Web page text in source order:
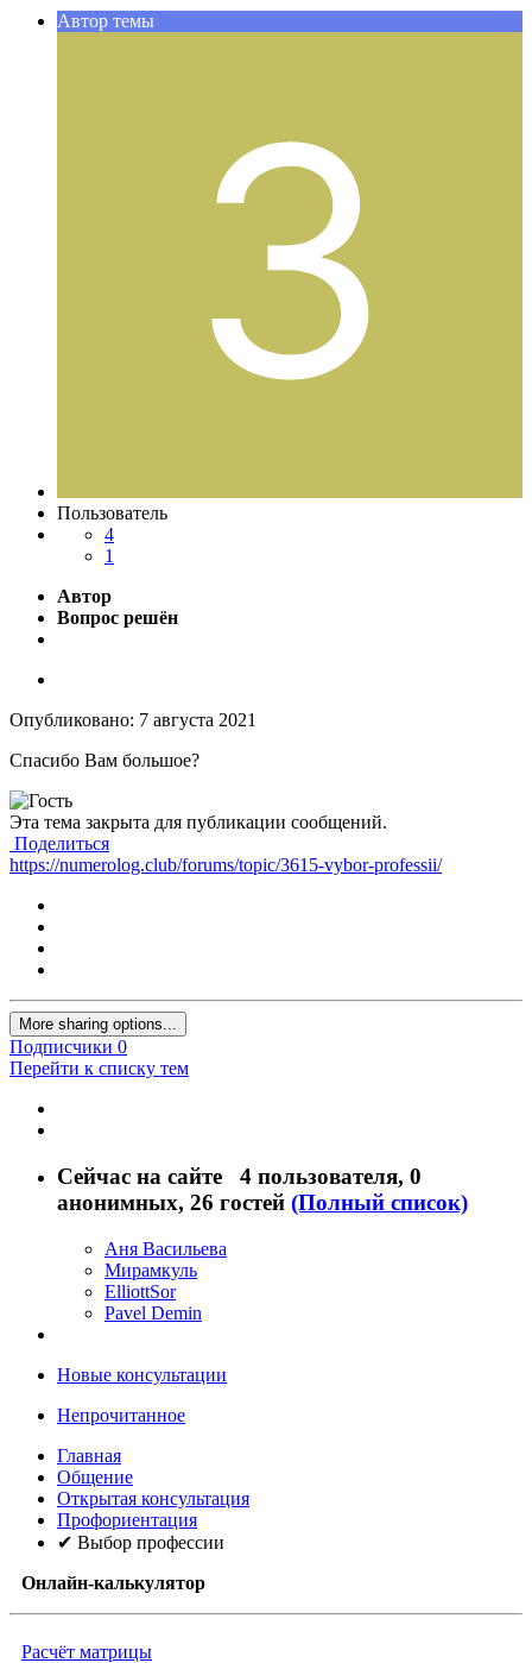
Автор темы
Пользователь
4
1
Автор
Вопрос решён
Опубликовано: 7 августа 2021
Спасибо Вам большое?
Эта тема закрыта для публикации сообщений.
Поделиться
https://numerolog.club/forums/topic/3615-vybor-professii/
More sharing options...
Подписчики 0
Перейти к списку тем
Сейчас на сайте 4 пользователя, 0
анонимных, 26 гостей (Полный список)
Аня Васильева
Мирамкуль
ElliottSor
Pavel Demin
Новые консультации
Непрочитанное
Главная
Общение
Открытая консультация
Профориентация
✔ Выбор профессии
Онлайн-калькулятор
Расчёт матрицы